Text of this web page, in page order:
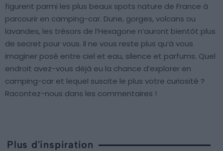
figurent parmi les plus beaux spots nature de France à
parcourir en camping-car. Dune, gorges, volcans ou
lavandes, les trésors de l’Hexagone n’auront bientôt plus
de secret pour vous. Il ne vous reste plus qu’à vous
imaginer posé entre ciel et eau, silence et parfums. Quel
endroit avez-vous déjà eu la chance d’explorer en
camping-car et lequel suscite le plus votre curiosité ?
Racontez-nous dans les commentaires !
Plus d'inspiration